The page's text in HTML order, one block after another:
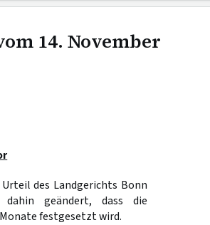
14. November
des Landgerichts Bonn
geändert, dass die
festgesetzt wird.